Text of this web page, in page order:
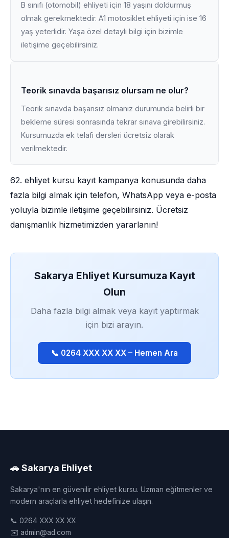
B sınıfı (otomobil) ehliyeti için 18 yaşını doldurmuş
olmak gerekmektedir. A1 motosiklet ehliyeti için ise 16
yaş yeterlidir. Yaşa özel detaylı bilgi için bizimle
iletişime geçebilirsiniz.
Teorik sınavda başarısız olursam ne olur?
Teorik sınavda başarısız olmanız durumunda belirli bir
bekleme süresi sonrasında tekrar sınava girebilirsiniz.
Kursumuzda ek telafi dersleri ücretsiz olarak
verilmektedir.
62. ehliyet kursu kayıt kampanya konusunda daha
fazla bilgi almak için telefon, WhatsApp veya e-posta
yoluyla bizimle iletişime geçebilirsiniz. Ücretsiz
danışmanlık hizmetimizden yararlanın!
Sakarya Ehliyet Kursumuza Kayıt
Olun
Daha fazla bilgi almak veya kayıt yaptırmak
için bizi arayın.
📞 0264 XXX XX XX – Hemen Ara
🚗 Sakarya Ehliyet
Sakarya'nın en güvenilir ehliyet kursu. Uzman eğitmenler ve
modern araçlarla ehliyet hedefinize ulaşın.
📞 0264 XXX XX XX
✉️ admin@ad.com